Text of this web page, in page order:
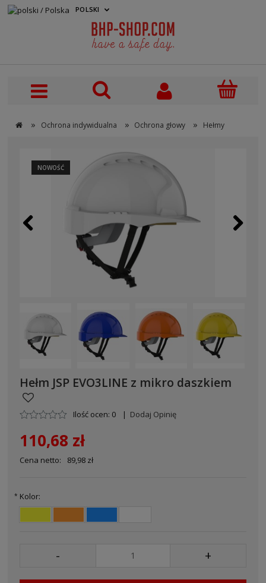
» Ochrona indywidualna » Ochrona głowy » Hełmy
POLSKI
NOWOŚĆ
Hełm JSP EVO3LINE z mikro daszkiem
Ilość ocen: 0 | Dodaj Opinię
110,68 zł
Cena netto: 89,98 zł
* Kolor:
- +